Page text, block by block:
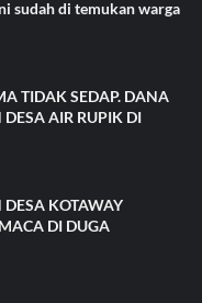
sudah di temukan warga
TIDAK SEDAP. DANA
AIR RUPIK DI
KOTAWAY
DI DUGA